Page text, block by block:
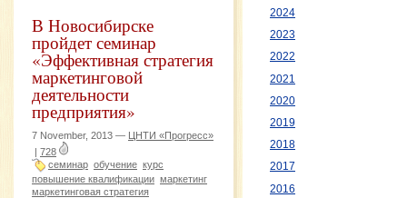
В Новосибирске
пройдет семинар
«Эффективная стратегия
маркетинговой
деятельности
предприятия»
7 November, 2013 — ЦНТИ «Прогресс»
| 728
семинар обучение курс
повышение квалификации маркетинг
маркетинговая стратегия
2024
2023
2022
2021
2020
2019
2018
2017
2016